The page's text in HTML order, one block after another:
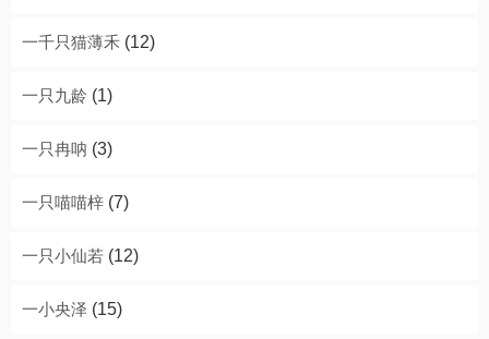
一千只猫薄禾 (12)
一只九龄 (1)
一只冉呐 (3)
一只喵喵梓 (7)
一只小仙若 (12)
一小央泽 (15)